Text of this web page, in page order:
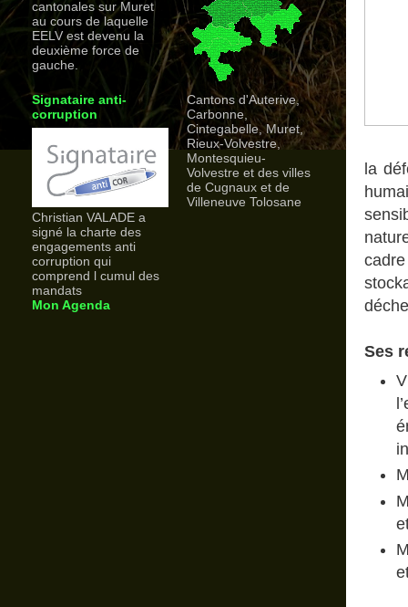
la
Ses
cantonales sur Muret
au cours de laquelle
EELV est devenu la
deuxième force de
gauche.
Signataire anti-
corruption
Christian VALADE a
signé la charte des
engagements anti
corruption qui
comprend l cumul des
mandats
Cantons d'Auterive,
Carbonne,
Cintegabelle, Muret,
Rieux-Volvestre,
Montesquieu-
Volvestre et des villes
de Cugnaux et de
Villeneuve Tolosane
Mon Agenda